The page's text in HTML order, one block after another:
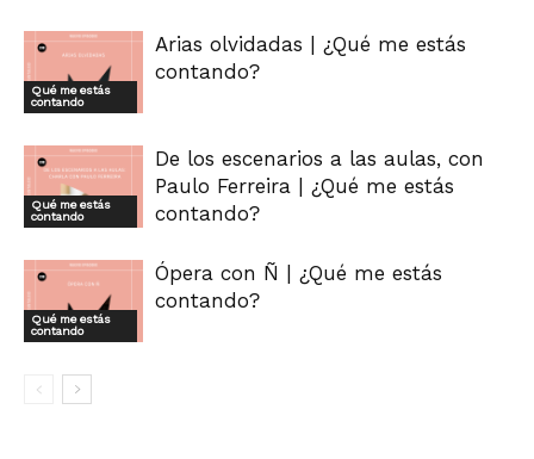
Qué me estás
contando
Arias olvidadas | ¿Qué me estás
contando?
Qué me estás
contando
De los escenarios a las aulas, con
Paulo Ferreira | ¿Qué me estás
contando?
Qué me estás
contando
Ópera con Ñ | ¿Qué me estás
contando?